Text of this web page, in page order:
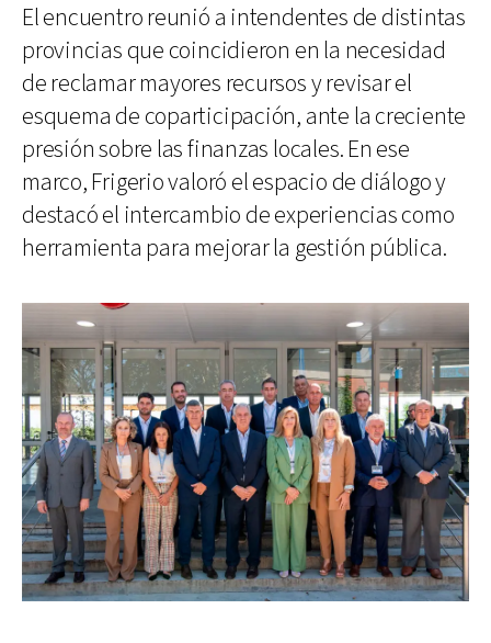
El encuentro reunió a intendentes de distintas
provincias que coincidieron en la necesidad
de reclamar mayores recursos y revisar el
esquema de coparticipación, ante la creciente
presión sobre las finanzas locales. En ese
marco, Frigerio valoró el espacio de diálogo y
destacó el intercambio de experiencias como
herramienta para mejorar la gestión pública.